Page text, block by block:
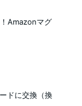
Amazonマグ
ドに交換（換